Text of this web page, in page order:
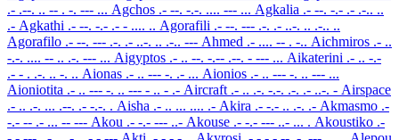
.- .--. .. -- . -. --- ... Agchos .- --. -.-. .... --- ... Agkalia .- --. -.- .- .-.. ..
.- Agkathi .- --. -.- .- - .... .. Agorafili .- --. --- .-. .- ..-. .. .-.. ..
Agorafilo .- --. --- .-. .- ..-. .. .-.. --- Ahmed .- .... -- . -.. Aichmiros .- ..
-.-. .... -- .. .-. --- ... Aigyptos .- .. --. -.-- .--. - --- ... Aikaterini .- .. -.-
.- - . .-. .. -. .. Aionas .- .. --- -. .- ... Aionios .- .. --- -. .. --- ...
Aioniotita .- .. --- -. .. --- - .. - .- Aircraft .- .. .-. -.-. .-. .- ..-. - Airspace
.- .. .-. ... .--. .- -.-. . Aisha .- .. ... .... .- Akira .- -.- .. .-. .- Akmasmo .-
-.- -- .- ... -- --- Akou .- -.- --- ..- Akouse .- -.- --- ..- ... . Akoustiko .-